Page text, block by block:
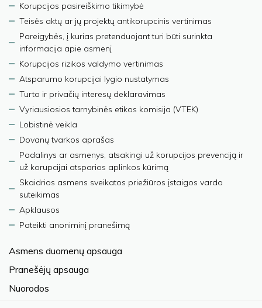
Korupcijos pasireiškimo tikimybė
Teisės aktų ar jų projektų antikorupcinis vertinimas
Pareigybės, į kurias pretenduojant turi būti surinkta
informacija apie asmenį
Korupcijos rizikos valdymo vertinimas
Atsparumo korupcijai lygio nustatymas
Turto ir privačių interesų deklaravimas
Vyriausiosios tarnybinės etikos komisija (VTEK)
Lobistinė veikla
Dovanų tvarkos aprašas
Padalinys ar asmenys, atsakingi už korupcijos prevenciją ir
už korupcijai atsparios aplinkos kūrimą
Skaidrios asmens sveikatos priežiūros įstaigos vardo
suteikimas
Apklausos
Pateikti anoniminį pranešimą
Asmens duomenų apsauga
Pranešėjų apsauga
Nuorodos